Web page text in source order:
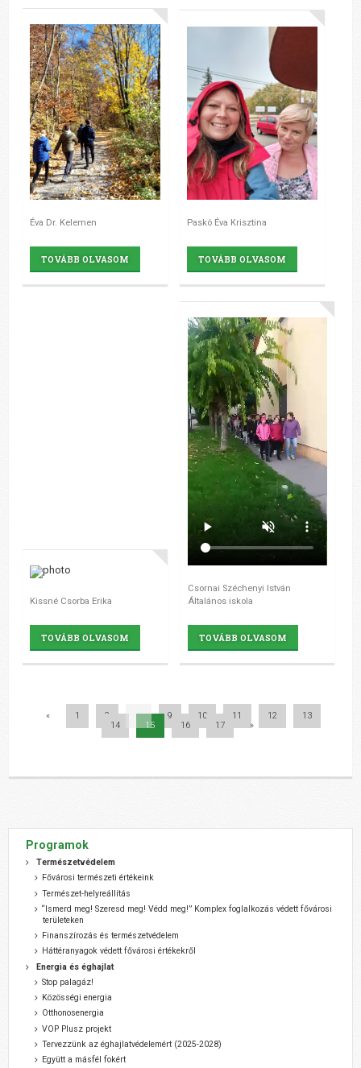
Éva Dr. Kelemen
TOVÁBB OLVASOM
Paskó Éva Krisztina
TOVÁBB OLVASOM
Kissné Csorba Erika
TOVÁBB OLVASOM
Csornai Széchenyi István
Általános iskola
TOVÁBB OLVASOM
« 1 2 ... 9 10 11 12
13
14
15 16 17 »
Programok
Természetvédelem
Fővárosi természeti értékeink
Természet-helyreállítás
“Ismerd meg! Szeresd meg! Védd meg!” Komplex foglalkozás védett fővárosi
területeken
Finanszírozás és természetvédelem
Háttéranyagok védett fővárosi értékekről
Energia és éghajlat
Stop palagáz!
Közösségi energia
Otthonosenergia
VOP Plusz projekt
Tervezzünk az éghajlatvédelemért (2025-2028)
Együtt a másfél fokért